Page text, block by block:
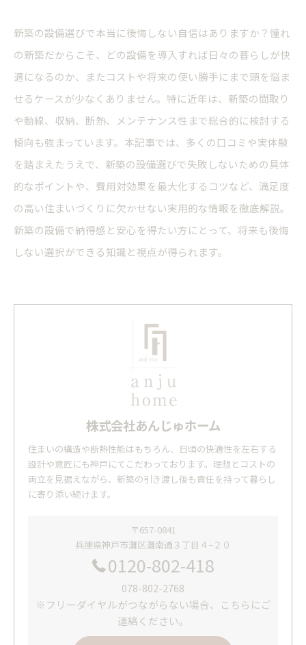
新築の設備選びで本当に後悔しない自信はありますか？憧れ
の新築だからこそ、どの設備を導入すれば日々の暮らしが快
適になるのか、またコストや将来の使い勝手にまで頭を悩ま
せるケースが少なくありません。特に近年は、新築の間取り
や動線、収納、断熱、メンテナンス性まで総合的に検討する
傾向も強まっています。本記事では、多くの口コミや実体験
を踏まえたうえで、新築の設備選びで失敗しないための具体
的なポイントや、費用対効果を最大化するコツなど、満足度
の高い住まいづくりに欠かせない実用的な情報を徹底解説。
新築の設備で納得感と安心を得たい方にとって、将来も後悔
しない選択ができる知識と視点が得られます。
株式会社あんじゅホーム
住まいの構造や断熱性能はもちろん、日頃の快適性を左右する
設計や意匠にも神戸にてこだわっております。理想とコストの
両立を見据えながら、新築の引き渡し後も責任を持って暮らし
に寄り添い続けます。
〒657-0841
兵庫県神戸市灘区灘南通３丁目４−２０
0120-802-418
078-802-2768
※フリーダイヤルがつながらない場合、こちらにご
連絡ください。